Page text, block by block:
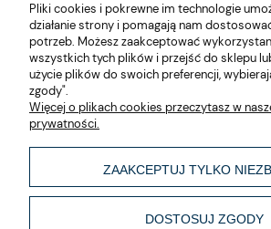
O nas
Informacje
Pliki cookies i pokrewne im technologie
działanie strony i pomagają nam
potrzeb. Możesz zaakceptować
wszystkich tych plików i przejść do sklepu
użycie plików do swoich preferencji,
zgody".
Więcej o plikach cookies przeczytasz w
prywatności.
ZAAKCEPTUJ TYLKO
DOSTOSUJ ZGODY